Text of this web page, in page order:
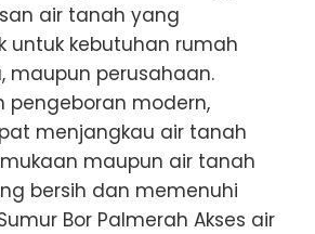
air tanah yang
untuk kebutuhan rumah
maupun perusahaan.
pengeboran modern,
menjangkau air tanah
maupun air tanah
bersih dan memenuhi
Bor Palmerah Akses air